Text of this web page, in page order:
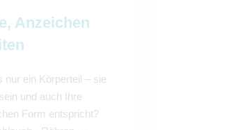
Anzeichen
nur ein Körperteil – sie
und auch Ihre
Form entspricht?